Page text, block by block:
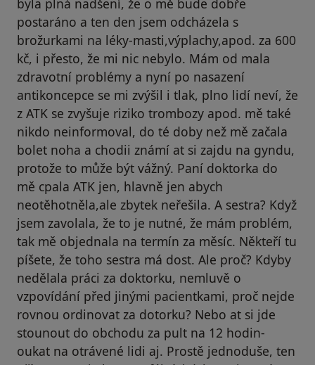
byla plná nadšení, že o mě bude dobře
postaráno a ten den jsem odcházela s
brožurkami na léky-masti,výplachy,apod. za 600
kč, i přesto, že mi nic nebylo. Mám od mala
zdravotní problémy a nyní po nasazení
antikoncepce se mi zvýšil i tlak, plno lidí neví, že
z ATK se zvyšuje riziko trombozy apod. mě také
nikdo neinformoval, do té doby než mě začala
bolet noha a chodii známí at si zajdu na gyndu,
protože to může být vážný. Paní doktorka do
mě cpala ATK jen, hlavně jen abych
neotěhotněla,ale zbytek neřešila. A sestra? Když
jsem zavolala, že to je nutné, že mám problém,
tak mě objednala na termín za měsíc. Někteří tu
píšete, že toho sestra má dost. Ale proč? Kdyby
nedělala práci za doktorku, nemluvě o
vzpovídání před jinými pacientkami, proč nejde
rovnou ordinovat za dotorku? Nebo at si jde
stounout do obchodu za pult na 12 hodin-
oukat na otrávené lidi aj. Prostě jednoduše, ten